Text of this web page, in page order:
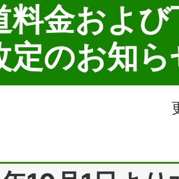
料金およ
定のお知ら